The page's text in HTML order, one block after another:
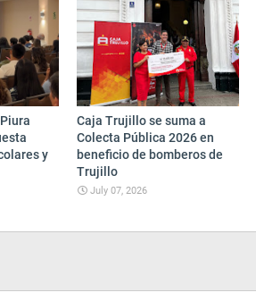
y
Caja Trujillo se suma a
Colecta Pública 2026 en
beneficio de bomberos de
Trujillo
July 07, 2026